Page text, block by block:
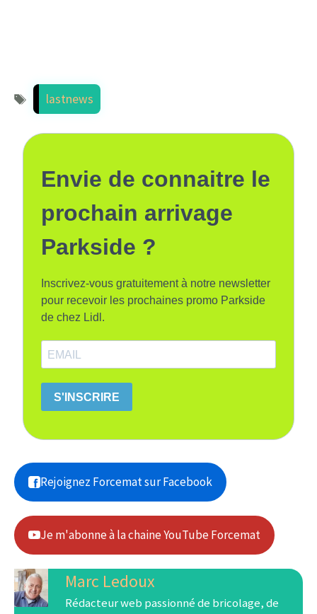
Étiquettes
lastnews
Envie de connaitre le
prochain arrivage
Parkside ?
Inscrivez-vous gratuitement à notre newsletter
pour recevoir les prochaines promo Parkside
de chez Lidl.
S'INSCRIRE
Rejoignez Forcemat sur Facebook
Je m'abonne à la chaine YouTube Forcemat
Marc Ledoux
Rédacteur web passionné de bricolage, de